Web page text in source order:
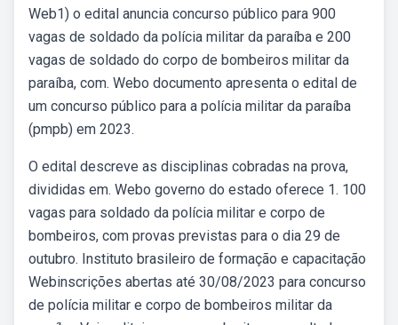
Web1) o edital anuncia concurso público para 900
vagas de soldado da polícia militar da paraíba e 200
vagas de soldado do corpo de bombeiros militar da
paraíba, com. Webo documento apresenta o edital de
um concurso público para a polícia militar da paraíba
(pmpb) em 2023.
O edital descreve as disciplinas cobradas na prova,
divididas em. Webo governo do estado oferece 1. 100
vagas para soldado da polícia militar e corpo de
bombeiros, com provas previstas para o dia 29 de
outubro. Instituto brasileiro de formação e capacitação
Webinscrições abertas até 30/08/2023 para concurso
de polícia militar e corpo de bombeiros militar da